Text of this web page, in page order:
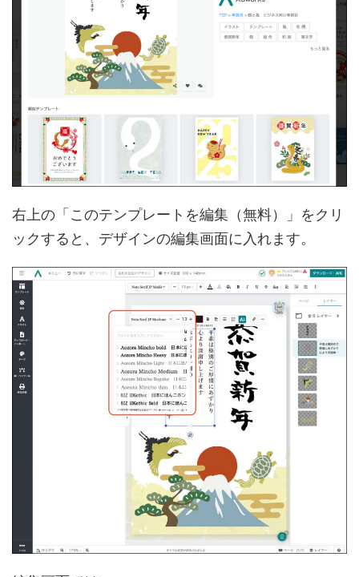
右上の「このテンプレートを編集（無料）」をクリ
ックすると、デザインの編集画面に入れます。